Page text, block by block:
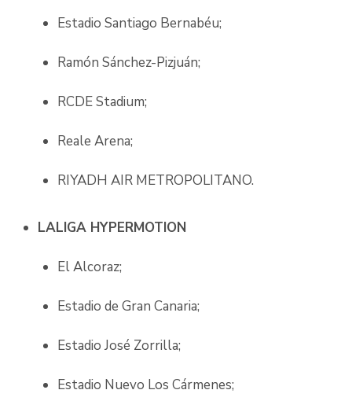
Estadio Santiago Bernabéu;
Ramón Sánchez-Pizjuán;
RCDE Stadium;
Reale Arena;
RIYADH AIR METROPOLITANO.
LALIGA HYPERMOTION
El Alcoraz;
Estadio de Gran Canaria;
Estadio José Zorrilla;
Estadio Nuevo Los Cármenes;